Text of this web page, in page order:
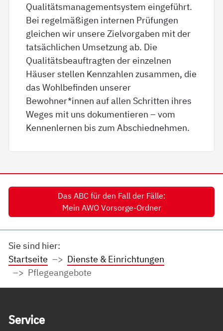
Qualitätsmanagementsystem eingeführt.
Bei regelmäßigen internen Prüfungen
gleichen wir unsere Zielvorgaben mit der
tatsächlichen Umsetzung ab. Die
Qualitätsbeauftragten der einzelnen
Häuser stellen Kennzahlen zusammen, die
das Wohlbefinden unserer
Bewohner*innen auf allen Schritten ihres
Weges mit uns dokumentieren – vom
Kennenlernen bis zum Abschiednehmen.
Das ABC für den Fall der Fälle:
Mein AWO Vorsorge-Ordner
Sie sind hier:
Startseite
Dienste & Einrichtungen
Pflegeangebote
Ser­vice